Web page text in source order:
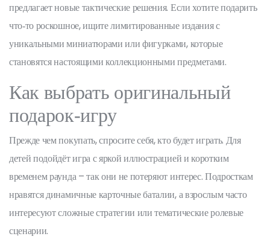
предлагает новые тактические решения. Если хотите подарить
что‑то роскошное, ищите лимитированные издания с
уникальными миниатюрами или фигурками, которые
становятся настоящими коллекционными предметами.
Как выбрать оригинальный
подарок‑игру
Прежде чем покупать, спросите себя, кто будет играть. Для
детей подойдёт игра с яркой иллюстрацией и коротким
временем раунда – так они не потеряют интерес. Подросткам
нравятся динамичные карточные баталии, а взрослым часто
интересуют сложные стратегии или тематические ролевые
сценарии.